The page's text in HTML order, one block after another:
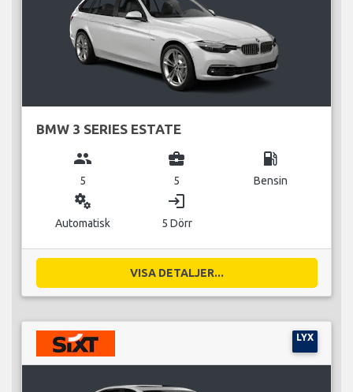
BMW 3 SERIES ESTATE
group
5
business_center
5
local_gas_station
Bensin
miscellaneous_services
Automatisk
login
5 Dörr
VISA DETALJER...
LYX